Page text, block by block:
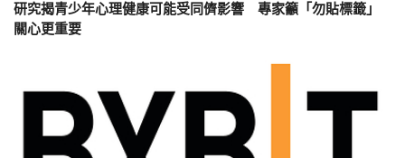
研究揭青少年心理健康可能受同儕影響 專家籲「勿貼標籤」
關心更重要